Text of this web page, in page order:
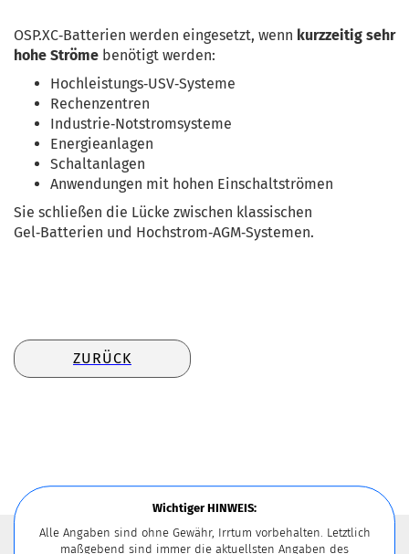
OSP.XC‑Batterien werden eingesetzt, wenn kurzzeitig sehr
hohe Ströme benötigt werden:
Hochleistungs‑USV‑Systeme
Rechenzentren
Industrie‑Notstromsysteme
Energieanlagen
Schaltanlagen
Anwendungen mit hohen Einschaltströmen
Sie schließen die Lücke zwischen klassischen
Gel‑Batterien und Hochstrom‑AGM‑Systemen.
ZURÜCK
Wichtiger HINWEIS:
Alle Angaben sind ohne Gewähr, Irrtum vorbehalten. Letztlich
maßgebend sind immer die aktuellsten Angaben des